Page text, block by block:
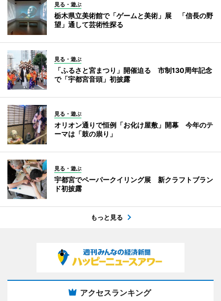
見る・遊ぶ
栃木県立美術館で「ゲームと美術」展 「信長の野
望」通して芸術性探る
見る・遊ぶ
「ふるさと宮まつり」開催迫る 市制130周年記念
で「宇都宮音頭」初披露
見る・遊ぶ
オリオン通りで恒例「お化け屋敷」開幕 今年のテ
ーマは「鼓の祟り」
見る・遊ぶ
宇都宮でペーパークイリング展 新クラフトブラン
ド初披露
もっと見る
アクセスランキング